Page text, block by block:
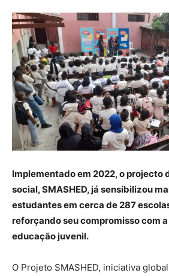
Implementado em 2022, o projecto
social, SMASHED, já sensibilizou
estudantes em cerca de 287
reforçando seu compromisso com
educação juvenil.
O Projeto SMASHED, iniciativa